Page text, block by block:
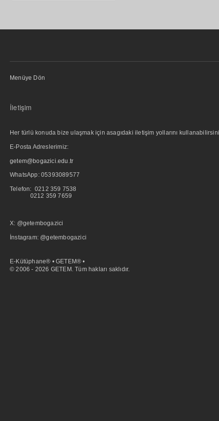
Menüye Dön
İletişim
Her türlü konuda bize ulaşmak için asagıdaki iletişim yollarını
E-Posta Adreslerimiz:
getem@bogazici.edu.tr
WhatsApp: 05393089577
Telefon: 0212 359 7538
0212 359 7659
X: @getembogazici
İnstagram: @getembogazici
E-Kütüphane® • GETEM® •
© 2006 - 2026 GETEM. Tüm hakları saklıdır.